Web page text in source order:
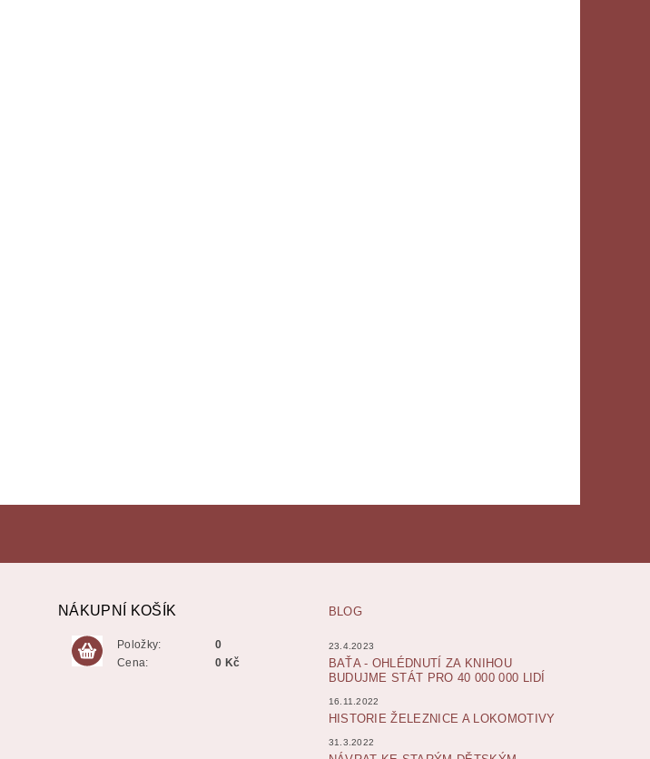
NÁKUPNÍ KOŠÍK
Položky:
Cena:
0
0 Kč
BLOG
23.4.2023
BAŤA - OHLÉDNUTÍ ZA KNIHOU
BUDUJME STÁT PRO 40 000 000 LIDÍ
16.11.2022
HISTORIE ŽELEZNICE A LOKOMOTIVY
31.3.2022